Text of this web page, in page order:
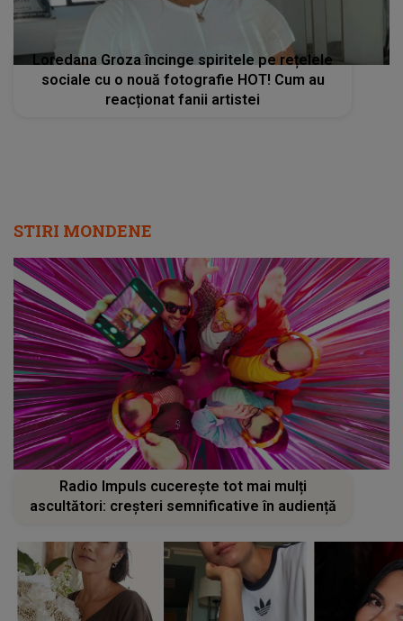
Loredana Groza încinge spiritele pe rețelele
sociale cu o nouă fotografie HOT! Cum au
reacționat fanii artistei
STIRI MONDENE
Radio Impuls cucerește tot mai mulți
ascultători: creșteri semnificative în audiență